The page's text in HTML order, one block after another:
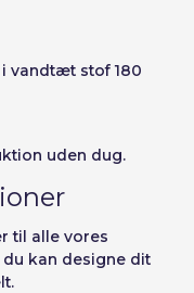
i vandtæt stof 180
uden dug.
til alle vores
kan designe dit